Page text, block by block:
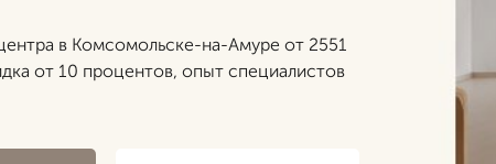
в Комсомольске-на-Амуре от 2551
от 10 процентов, опыт специалистов